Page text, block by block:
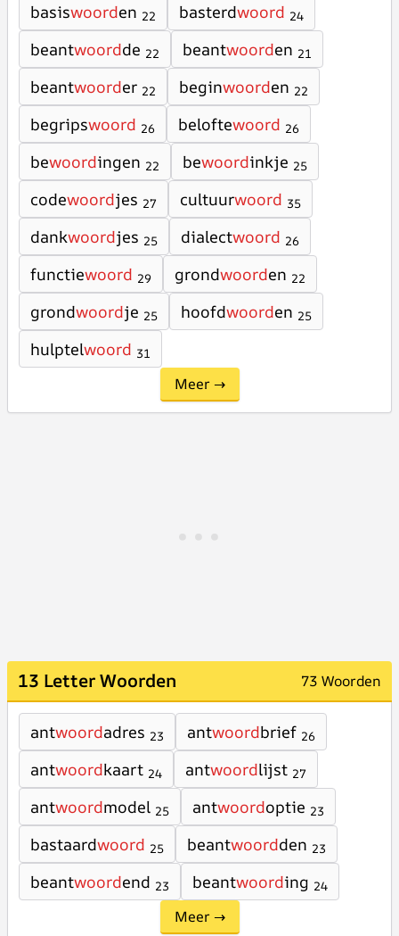
basiswoorden 22 basterdwoord 24
beantwoordde 22 beantwoorden 21
beantwoorder 22 beginwoorden 22
begripswoord 26 beloftewoord 26
bewoordingen 22 bewoordinkje 25
codewoordjes 27 cultuurwoord 35
dankwoordjes 25 dialectwoord 26
functiewoord 29 grondwoorden 22
grondwoordje 25 hoofdwoorden 25
hulptelwoord 31
Meer →
13 Letter Woorden 73 Woorden
antwoordadres 23 antwoordbrief 26
antwoordkaart 24 antwoordlijst 27
antwoordmodel 25 antwoordoptie 23
bastaardwoord 25 beantwoordden 23
beantwoordend 23 beantwoording 24
Meer →